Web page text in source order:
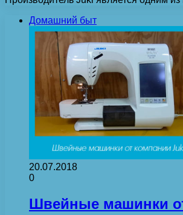
Домашний быт
20.07.2018
0
Швейные машинки